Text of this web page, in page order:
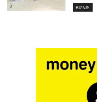
BIZNIS